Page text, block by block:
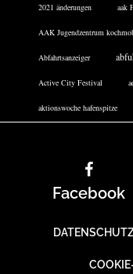
2021 änderungen aak
AAK Jugendzentrum
Abfahrtsanzeiger
Active City Festival
aktionswoche hafenspitze
Facebook